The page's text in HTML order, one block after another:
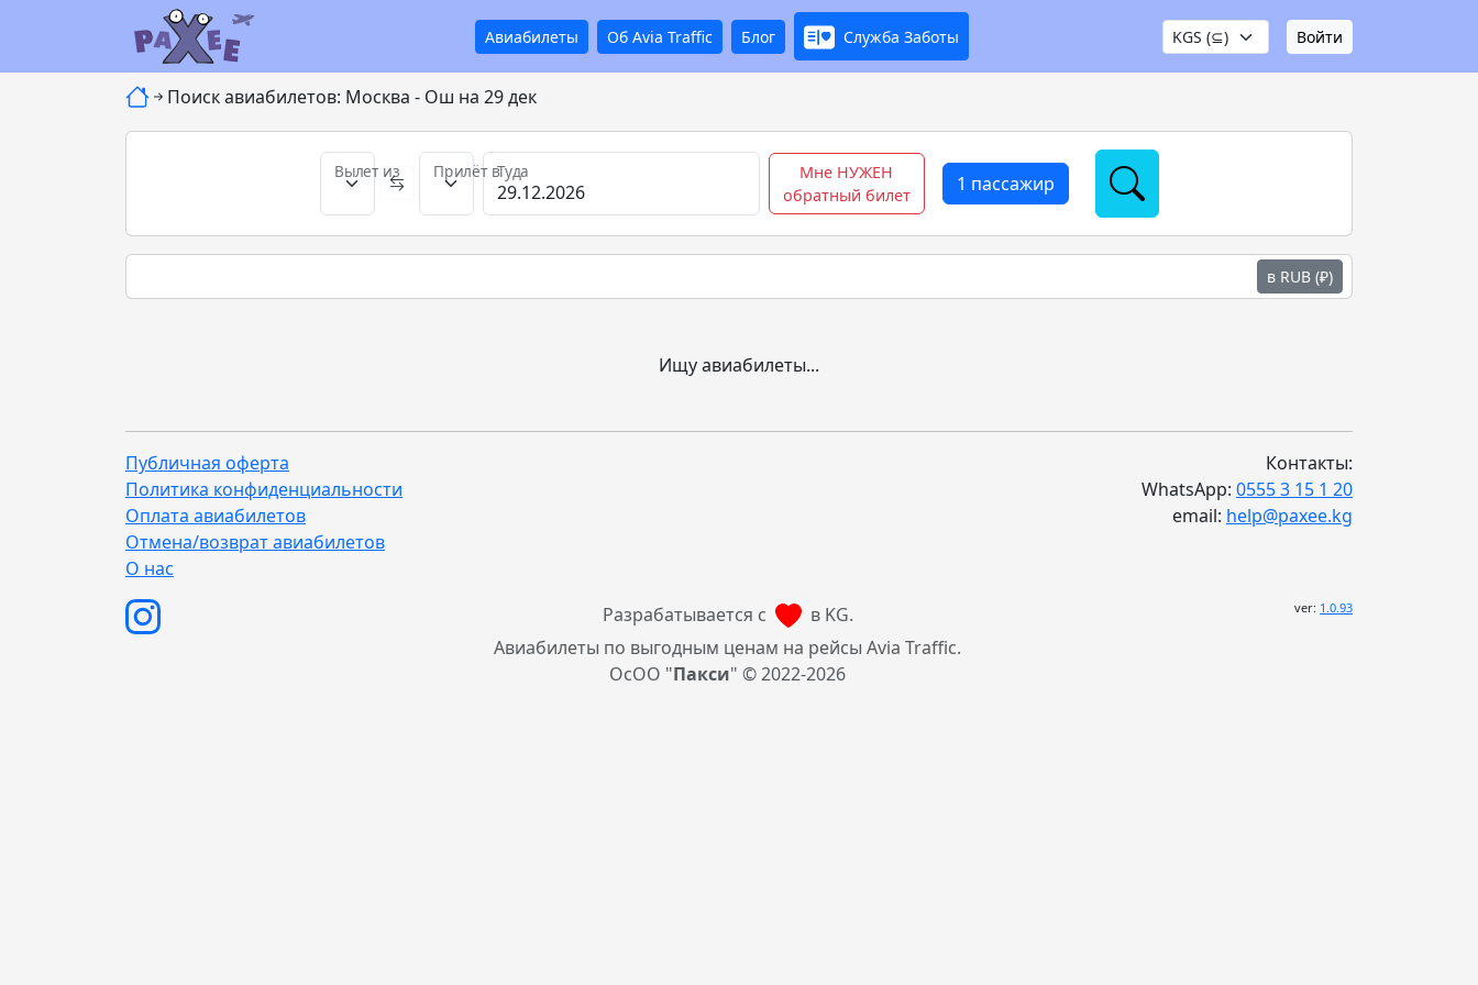
Авиабилеты Об Avia Traffic Блог Служба Заботы Войти
Поиск авиабилетов: Москва - Ош на 29 дек
Вылет из Прилёт вТуда
Мне НУЖЕН
обратный билет
1 пассажир
в RUB (₽)
Ищу авиабилеты...
Публичная оферта
Политика конфиденциальности
Оплата авиабилетов
Отмена/возврат авиабилетов
О нас
Контакты:
WhatsApp: 0555 3 15 1 20
email: help@paxee.kg
Разрабатывается с
в KG.
Авиабилеты по выгодным ценам на рейсы Avia Traffic.
ОсОО "Пакси" © 2022-2026
ver: 1.0.93